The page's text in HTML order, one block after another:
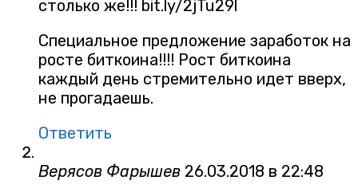
столько же!!! bit.ly/2jTu29l
Специальное предложение заработок на
росте биткоина!!!! Рост биткоина
каждый день стремительно идет вверх,
не прогадаешь.
Ответить
Верясов Фарышев 26.03.2018 в 22:48